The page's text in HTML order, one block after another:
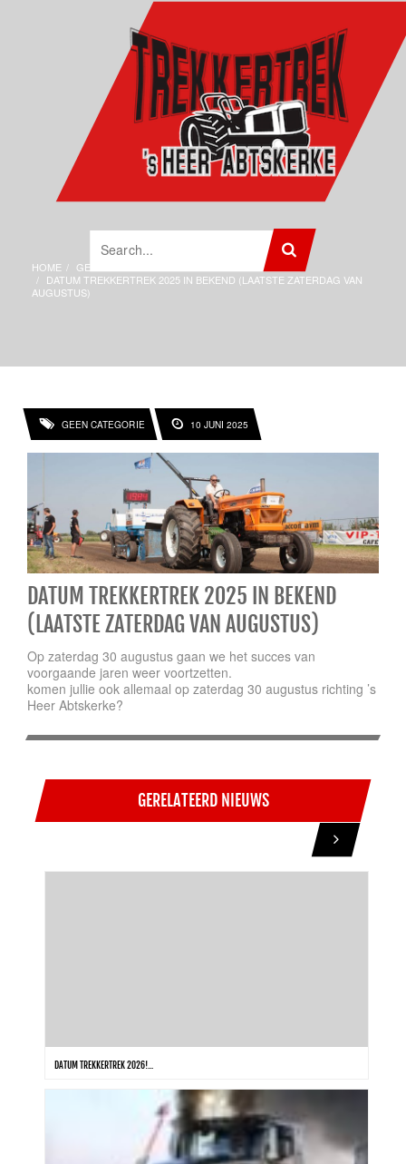
HOME
GEEN CATEGORIE
DATUM TREKKERTREK 2025 IN BEKEND (LAATSTE ZATERDAG VAN
AUGUSTUS)
GEEN CATEGORIE 10 JUNI 2025
DATUM TREKKERTREK 2025 IN BEKEND
(LAATSTE ZATERDAG VAN AUGUSTUS)
Op zaterdag 30 augustus gaan we het succes van
voorgaande jaren weer voortzetten.
komen jullie ook allemaal op zaterdag 30 augustus richting ’s
Heer Abtskerke?
GERELATEERD NIEUWS
DATUM TREKKERTREK 2026!...